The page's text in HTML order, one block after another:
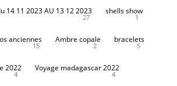
14 11 2023 AU 13 12 2023
27
shells show
1
anciennes
15
Ambre copale
2
bracelets
5
2022
4
Voyage madagascar 2022
4